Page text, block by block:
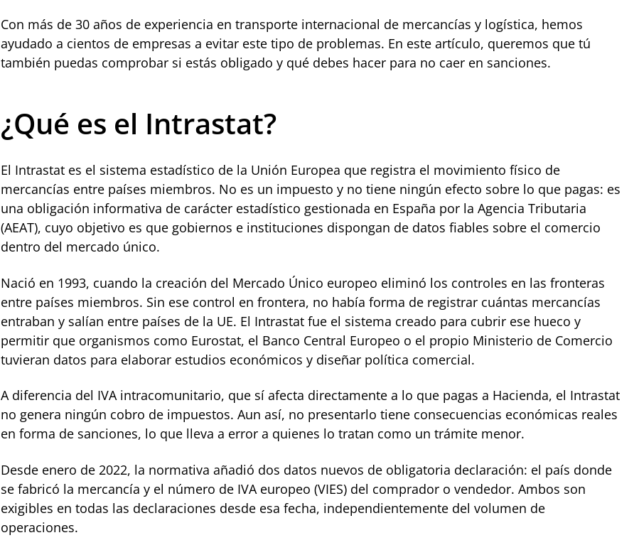
Con más de 30 años de experiencia en transporte internacional de mercancías y logística, hemos
ayudado a cientos de empresas a evitar este tipo de problemas. En este artículo, queremos que tú
también puedas comprobar si estás obligado y qué debes hacer para no caer en sanciones.
¿Qué es el Intrastat?
El Intrastat es el sistema estadístico de la Unión Europea que registra el movimiento físico de
mercancías entre países miembros. No es un impuesto y no tiene ningún efecto sobre lo que pagas: es
una obligación informativa de carácter estadístico gestionada en España por la Agencia Tributaria
(AEAT), cuyo objetivo es que gobiernos e instituciones dispongan de datos fiables sobre el comercio
dentro del mercado único.
Nació en 1993, cuando la creación del Mercado Único europeo eliminó los controles en las fronteras
entre países miembros. Sin ese control en frontera, no había forma de registrar cuántas mercancías
entraban y salían entre países de la UE. El Intrastat fue el sistema creado para cubrir ese hueco y
permitir que organismos como Eurostat, el Banco Central Europeo o el propio Ministerio de Comercio
tuvieran datos para elaborar estudios económicos y diseñar política comercial.
A diferencia del IVA intracomunitario, que sí afecta directamente a lo que pagas a Hacienda, el Intrastat
no genera ningún cobro de impuestos. Aun así, no presentarlo tiene consecuencias económicas reales
en forma de sanciones, lo que lleva a error a quienes lo tratan como un trámite menor.
Desde enero de 2022, la normativa añadió dos datos nuevos de obligatoria declaración: el país donde
se fabricó la mercancía y el número de IVA europeo (VIES) del comprador o vendedor. Ambos son
exigibles en todas las declaraciones desde esa fecha, independientemente del volumen de
operaciones.